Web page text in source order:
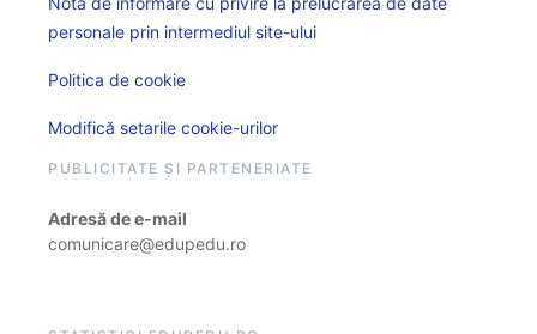
personale prin intermediul site-ului
Politica de cookie
Modifică setarile cookie-urilor
PUBLICITATE ȘI PARTENERIATE
Adresă de e-mail
comunicare@edupedu.ro